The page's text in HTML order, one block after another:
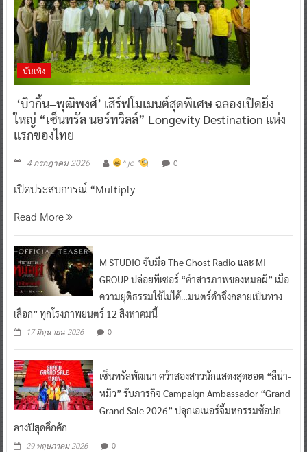
บันเทิง
‘บิวกิ้น–พุฒิพงศ์’ เสิร์ฟโมเมนต์สุดพิเศษ ฉลองเปิดยิ่ง
ใหญ่ “เซ็นทรัล นอร์ทวิลล์” Longevity Destination แห่ง
แรกของไทย
4 กรกฎาคม 2026 ^ jo ^ 0
เปิดประสบการณ์ “Multiply
Read More
M STUDIO จับมือ The Ghost Radio และ MI
GROUP ปล่อยทีเซอร์ “คำสารภาพของหมอผี” เมื่อ
ความยุติธรรมใช้ไม่ได้…มนตร์ดำจึงกลายเป็นทาง
เลือก” ทุกโรงภาพยนตร์ 12 สิงหาคมนี้
17 มิถุนายน 2026 0
เซ็นทรัลพัฒนา คว้าสองสาวนักแสดงสุดฮอต “ลีน่า-
หมิว” รับภารกิจ Campaign Ambassador “Grand
Grand Sale 2026” ปลุกเอเนอร์จี้มหกรรมช้อปก
ลางปีสุดคึกคัก
29 พฤษภาคม 2026 0